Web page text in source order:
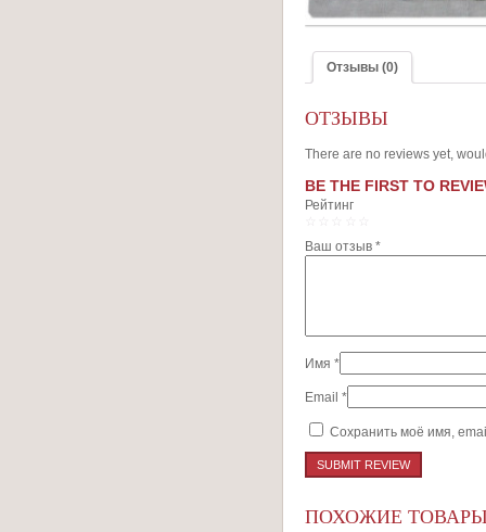
Отзывы (0)
ОТЗЫВЫ
There are no reviews yet,
BE THE FIRST TO
Рейтинг
Ваш отзыв *
Имя *
Email *
Сохранить моё имя,
ПОХОЖИЕ